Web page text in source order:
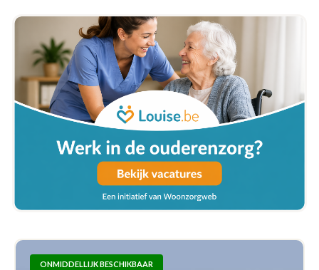
ONMIDDELLIJK BESCHIKBAAR